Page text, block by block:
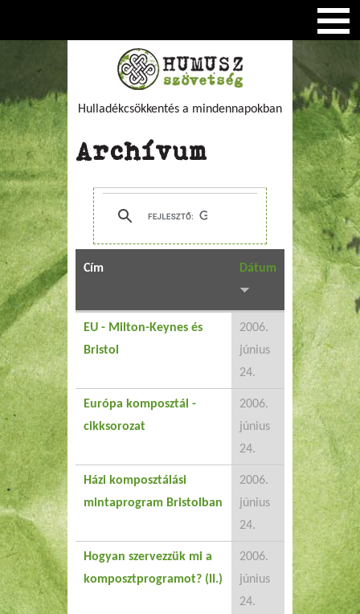
Hulladékcsökkentés a mindennapokban
Archívum
Cím Dátum
EU - Milton-Keynes és
Bristol
2006.
június
24.
Európa komposztál -
cikksorozat
2006.
június
24.
Házi komposztálási
mintaprogram Bristolban
2006.
június
24.
Hogyan szervezzük mi a
komposztprogramot? (II.)
2006.
június
24.